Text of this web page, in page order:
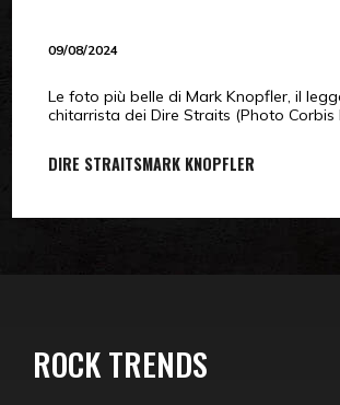
09/08/2024
Le foto più belle di Mark Knopfler, il
chitarrista dei Dire Straits (Photo Corbis
DIRE STRAITSMARK KNOPFLER
ROCK TRENDS